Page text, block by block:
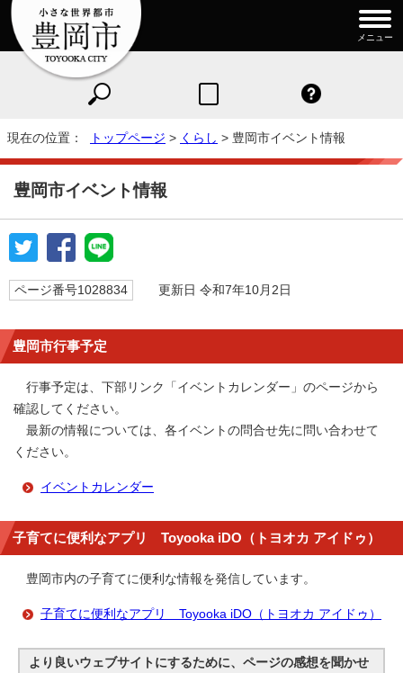
メニュー
現在の位置： トップページ > くらし > 豊岡市イベント情報
豊岡市イベント情報
ページ番号1028834 更新日 令和7年10月2日
豊岡市行事予定
行事予定は、下部リンク「イベントカレンダー」のページから
確認してください。
最新の情報については、各イベントの問合せ先に問い合わせて
ください。
イベントカレンダー
子育てに便利なアプリ Toyooka iDO（トヨオカ アイドゥ）
豊岡市内の子育てに便利な情報を発信しています。
子育てに便利なアプリ Toyooka iDO（トヨオカ アイドゥ）
より良いウェブサイトにするために、ページの感想を聞かせ